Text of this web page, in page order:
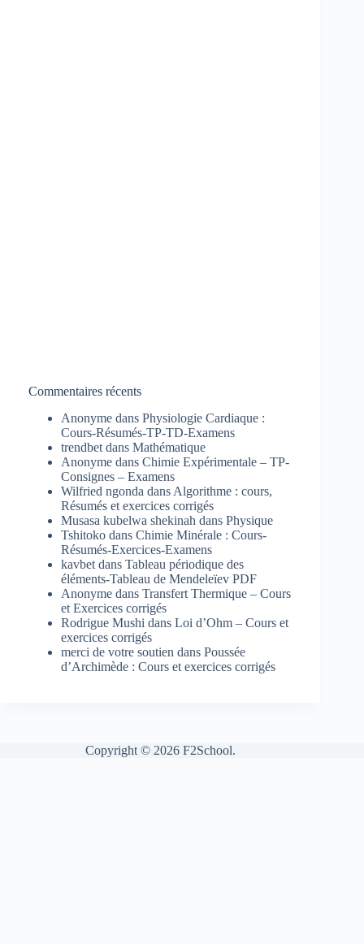
Commentaires récents
Anonyme dans Physiologie Cardiaque :
Cours-Résumés-TP-TD-Examens
trendbet dans Mathématique
Anonyme dans Chimie Expérimentale – TP-
Consignes – Examens
Wilfried ngonda dans Algorithme : cours,
Résumés et exercices corrigés
Musasa kubelwa shekinah dans Physique
Tshitoko dans Chimie Minérale : Cours-
Résumés-Exercices-Examens
kavbet dans Tableau périodique des
éléments-Tableau de Mendeleïev PDF
Anonyme dans Transfert Thermique – Cours
et Exercices corrigés
Rodrigue Mushi dans Loi d’Ohm – Cours et
exercices corrigés
merci de votre soutien dans Poussée
d’Archimède : Cours et exercices corrigés
Copyright © 2026 F2School.